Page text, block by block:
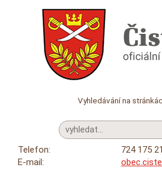
Vyhledávání na
Telefon:
724 175
E-mail: